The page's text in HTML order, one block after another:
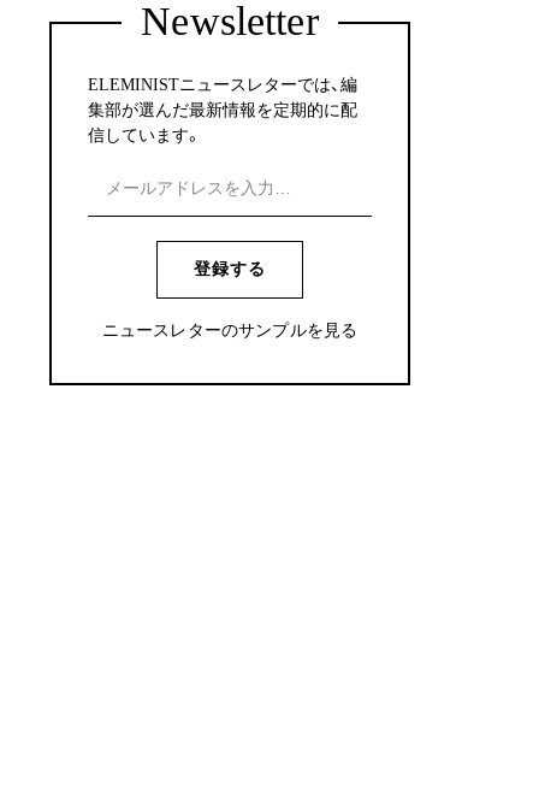
Newsletter
ELEMINISTニュースレターでは、編
集部が選んだ最新情報を定期的に配
信しています。
登録する
ニュースレターのサンプルを見る